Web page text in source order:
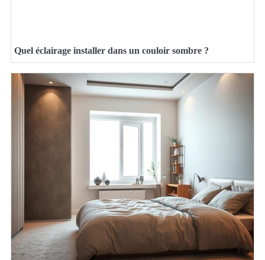
Quel éclairage installer dans un couloir sombre ?